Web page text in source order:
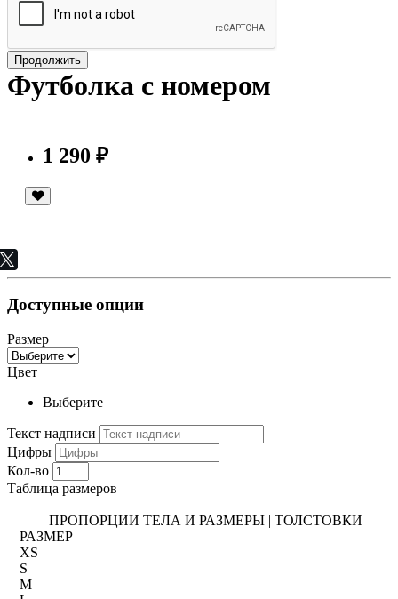
Продолжить
Футболка с номером
1 290 ₽
Доступные опции
Размер
Цвет
Выберите
Текст надписи
Цифры
Кол-во
Таблица размеров
ПРОПОРЦИИ ТЕЛА И РАЗМЕРЫ | ТОЛСТОВКИ
РАЗМЕР
XS
S
M